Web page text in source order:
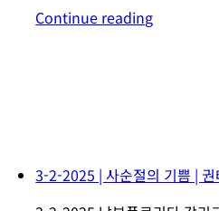
Continue reading
3-2-2025 | 사순절의 기쁨 |